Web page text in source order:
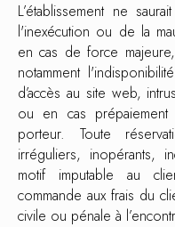
L’établissement ne
l'inexécution ou de la
en cas de force
notamment
d’accès au site web,
ou en cas
porteur. Toute
irréguliers, inopérants,
motif imputable au
commande aux frais du
civile ou pénale à